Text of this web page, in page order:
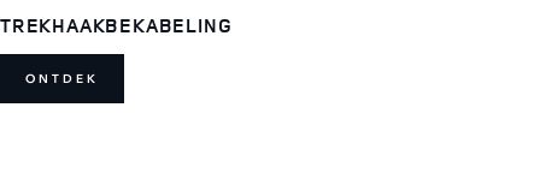
TREKHAAKBEKABELING
ONTDEK